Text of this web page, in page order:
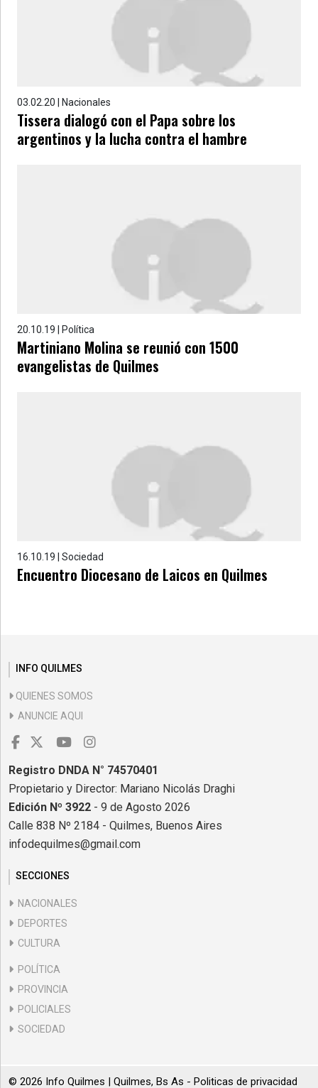
03.02.20 | Nacionales
Tissera dialogó con el Papa sobre los
argentinos y la lucha contra el hambre
20.10.19 | Política
Martiniano Molina se reunió con 1500
evangelistas de Quilmes
16.10.19 | Sociedad
Encuentro Diocesano de Laicos en Quilmes
INFO QUILMES
QUIENES SOMOS
ANUNCIE AQUI
Registro DNDA N° 74570401
Propietario y Director: Mariano Nicolás Draghi
Edición Nº 3922 - 9 de Agosto 2026
Calle 838 Nº 2184 - Quilmes, Buenos Aires
infodequilmes@gmail.com
SECCIONES
NACIONALES
DEPORTES
CULTURA
POLÍTICA
PROVINCIA
POLICIALES
SOCIEDAD
© 2026 Info Quilmes | Quilmes, Bs As - Politicas de privacidad